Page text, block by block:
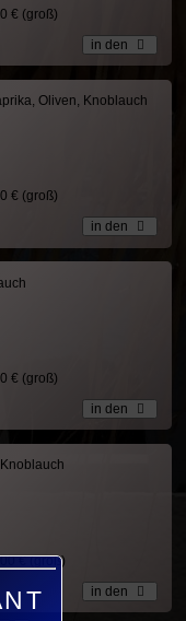
€ (groß)
in den
Oliven, Knoblauch
€ (groß)
in den
€ (groß)
in den
€ (groß)
in den